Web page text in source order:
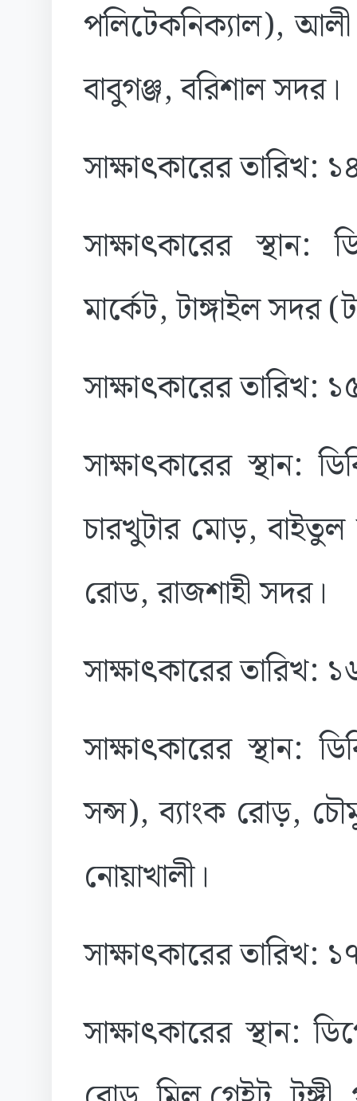
পলিটেকনিক্যাল), আলী
বাবুগঞ্জ, বরিশাল সদর।
সাক্ষাৎকারের তারিখ:
সাক্ষাৎকারের স্থান:
মার্কেট, টাঙ্গাইল সদর
সাক্ষাৎকারের তারিখ:
সাক্ষাৎকারের স্থান:
চারখুটার মোড়,
রোড, রাজশাহী সদর।
সাক্ষাৎকারের তারিখ:
সাক্ষাৎকারের স্থান:
সন্স), ব্যাংক রোড়,
নোয়াখালী।
সাক্ষাৎকারের
সাক্ষাৎকারের স্থান: